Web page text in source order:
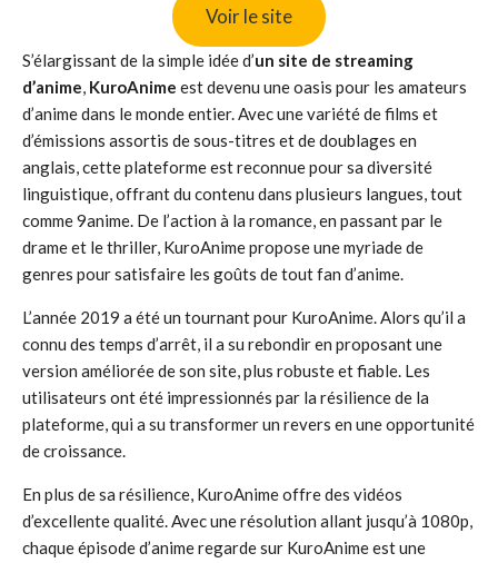
Voir le site
S’élargissant de la simple idée d’un site de streaming
d’anime, KuroAnime est devenu une oasis pour les amateurs
d’anime dans le monde entier. Avec une variété de films et
d’émissions assortis de sous-titres et de doublages en
anglais, cette plateforme est reconnue pour sa diversité
linguistique, offrant du contenu dans plusieurs langues, tout
comme 9anime. De l’action à la romance, en passant par le
drame et le thriller, KuroAnime propose une myriade de
genres pour satisfaire les goûts de tout fan d’anime.
L’année 2019 a été un tournant pour KuroAnime. Alors qu’il a
connu des temps d’arrêt, il a su rebondir en proposant une
version améliorée de son site, plus robuste et fiable. Les
utilisateurs ont été impressionnés par la résilience de la
plateforme, qui a su transformer un revers en une opportunité
de croissance.
En plus de sa résilience, KuroAnime offre des vidéos
d’excellente qualité. Avec une résolution allant jusqu’à 1080p,
chaque épisode d’anime regarde sur KuroAnime est une